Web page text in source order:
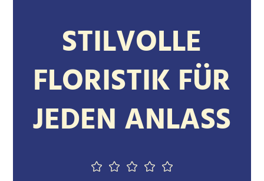
STILVOLLE
FLORISTIK FÜR
JEDEN ANLASS